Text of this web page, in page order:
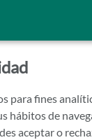
para fines
hábitos de
aceptar o